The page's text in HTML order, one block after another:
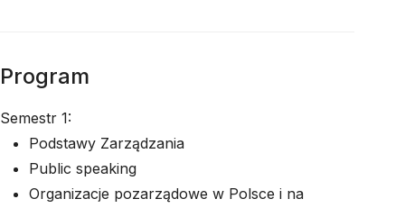
Program
Semestr 1:
Podstawy Zarządzania
Public speaking
Organizacje pozarządowe w Polsce i na